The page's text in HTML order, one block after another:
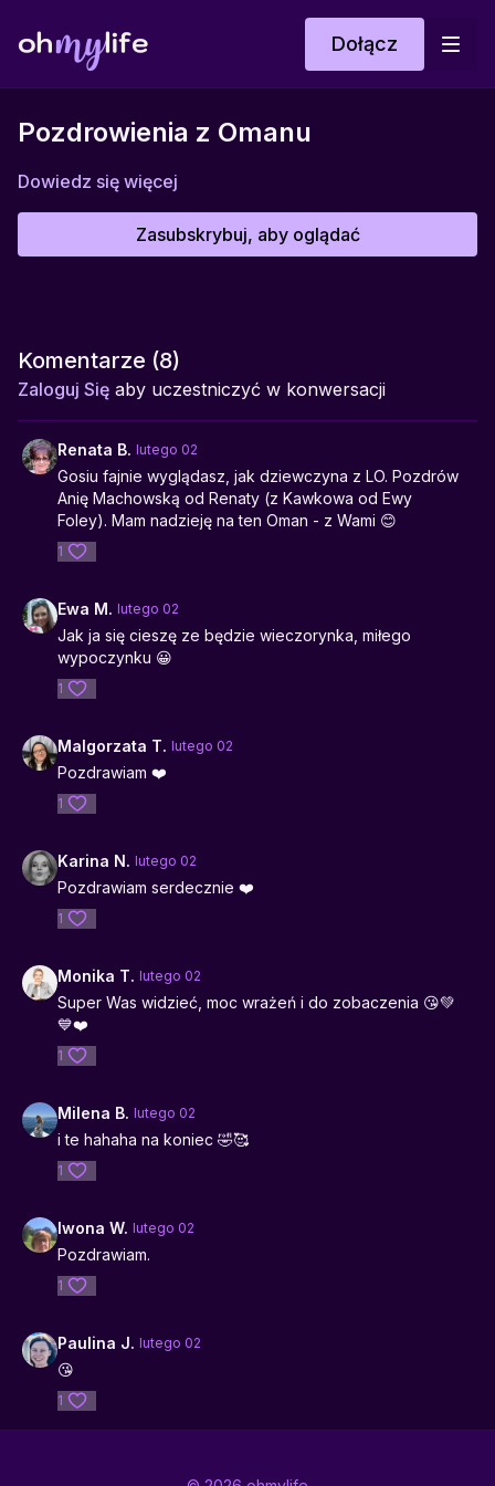
Dołącz
Pozdrowienia z Omanu
Dowiedz się więcej
Zasubskrybuj, aby oglądać
Komentarze (8)
Zaloguj Się aby uczestniczyć w konwersacji
Renata B. lutego 02
Gosiu fajnie wyglądasz, jak dziewczyna z LO. Pozdrów
Anię Machowską od Renaty (z Kawkowa od Ewy
Foley). Mam nadzieję na ten Oman - z Wami 😊
1
Ewa M. lutego 02
Jak ja się cieszę ze będzie wieczorynka, miłego
wypoczynku 😀
1
Malgorzata T. lutego 02
Pozdrawiam ❤️
1
Karina N. lutego 02
Pozdrawiam serdecznie ❤️
1
Monika T. lutego 02
Super Was widzieć, moc wrażeń i do zobaczenia 😘💚
💙❤️
1
Milena B. lutego 02
i te hahaha na koniec 🤣🥰
1
Iwona W. lutego 02
Pozdrawiam.
1
Paulina J. lutego 02
😘
1